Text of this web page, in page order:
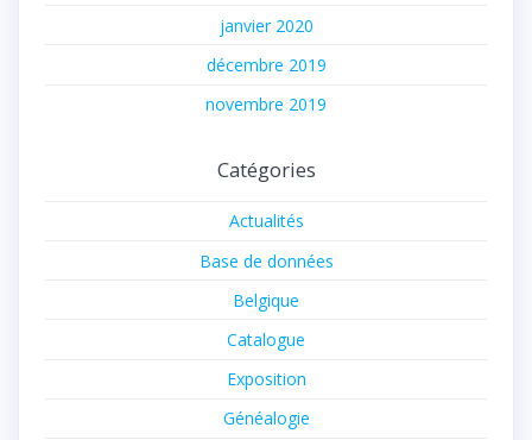
janvier 2020
décembre 2019
novembre 2019
Catégories
Actualités
Base de données
Belgique
Catalogue
Exposition
Généalogie